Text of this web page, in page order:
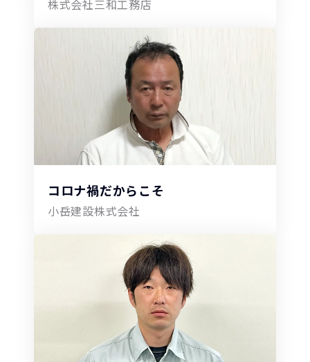
株式会社三和工務店
コロナ禍だからこそ
小岳建設株式会社